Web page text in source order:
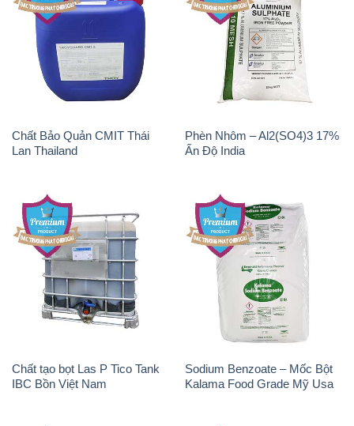
Chất Bảo Quản CMIT Thái
Lan Thailand
Phèn Nhôm – Al2(SO4)3 17%
Ấn Độ India
Chất tạo bọt Las P Tico Tank
IBC Bồn Việt Nam
Sodium Benzoate – Mốc Bột
Kalama Food Grade Mỹ Usa